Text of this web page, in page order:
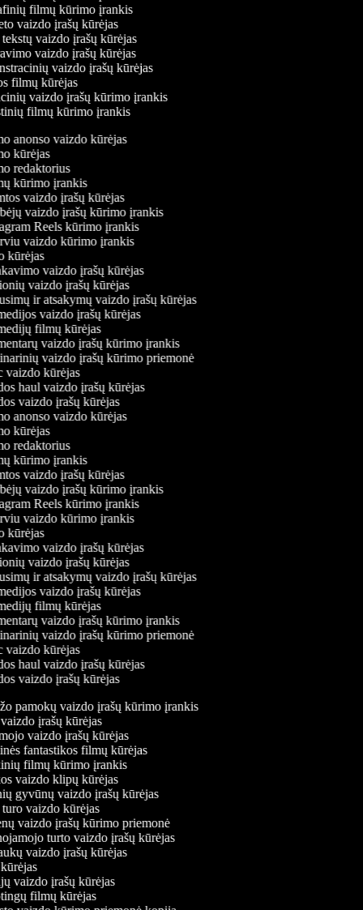
filmų kūrimo įrankis
vaizdo įrašų kūrėjas
vaizdo įrašų kūrėjas
vaizdo įrašų kūrėjas
vaizdo įrašų kūrėjas
filmų kūrėjas
vaizdo įrašų kūrimo įrankis
filmų kūrimo įrankis
anonso vaizdo kūrėjas
kūrėjas
redaktorius
kūrimo įrankis
vaizdo įrašų kūrėjas
vaizdo įrašų kūrimo įrankis
Reels kūrimo įrankis
vaizdo kūrimo įrankis
kūrėjas
vaizdo įrašų kūrėjas
vaizdo įrašų kūrėjas
ir atsakymų vaizdo įrašų kūrėjas
vaizdo įrašų kūrėjas
filmų kūrėjas
vaizdo įrašų kūrimo įrankis
vaizdo įrašų kūrimo priemonė
vaizdo kūrėjas
haul vaizdo įrašų kūrėjas
vaizdo įrašų kūrėjas
anonso vaizdo kūrėjas
kūrėjas
redaktorius
kūrimo įrankis
vaizdo įrašų kūrėjas
vaizdo įrašų kūrimo įrankis
Reels kūrimo įrankis
vaizdo kūrimo įrankis
kūrėjas
vaizdo įrašų kūrėjas
vaizdo įrašų kūrėjas
ir atsakymų vaizdo įrašų kūrėjas
vaizdo įrašų kūrėjas
filmų kūrėjas
vaizdo įrašų kūrimo įrankis
vaizdo įrašų kūrimo priemonė
vaizdo kūrėjas
haul vaizdo įrašų kūrėjas
vaizdo įrašų kūrėjas
pamokų vaizdo įrašų kūrimo įrankis
įrašų kūrėjas
vaizdo įrašų kūrėjas
fantastikos filmų kūrėjas
filmų kūrimo įrankis
vaizdo klipų kūrėjas
gyvūnų vaizdo įrašų kūrėjas
vaizdo kūrėjas
vaizdo įrašų kūrimo priemonė
turto vaizdo įrašų kūrėjas
vaizdo įrašų kūrėjas
vaizdo įrašų kūrėjas
filmų kūrėjas